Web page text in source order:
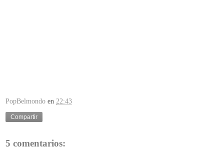
PopBelmondo en 22:43
Compartir
5 comentarios: